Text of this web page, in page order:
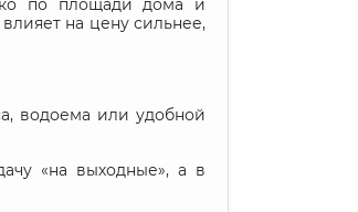
по площади дома и
на цену сильнее,
водоема или удобной
«на выходные», а в